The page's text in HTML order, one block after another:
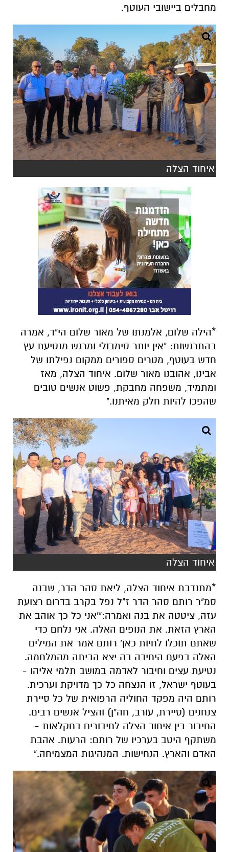
מחבלים ביישובי העוטף.
איחוד הצלה
*הילה שלום, אלמנתו של מאור שלום הי"ד, אמרה
בהתרגשות: "אין יותר סימבולי ומרגש מנטיעת עץ
חדש בעוטף, מטרים ספורים ממקום נפילתו של
אבינו, אהובנו מאור שלום. איחוד הצלה, מאז
ומתמיד, משפחה מחבקת, פשוט אנשים טובים
שהפכו להיות חלק מאיתנו."
איחוד הצלה
*מתנדבת איחוד הצלה, ליאת סהר הדר, שבנה
סמ"ר רותם סהר הדר ז"ל נפל בקרב בדרום רצועת
עזה, ציטטה את בנה ואמרה:"'אני כל כך אוהב את
הארץ הזאת. את הנופים האלה. אני נלחם כדי
שאתם תוכלו לחיות כאן' רותם אמר את המילים
האלה בפעם היחידה בה יצא הביתה מהמלחמה.
נטיעת עצים וחיבור לאדמה במושב תלמי אליהו -
בעוטף ישראל, זו הנצחה כל כך מדויקת וערכית.
רותם היה מפקד החוליה הרפואית של כל סיירת
צנחנים (סיירת, עורב, חה"ן) והציל אנשים רבים.
החיבור בין איחוד הצלה לחיבורים בחקלאות -
משתקף היטב בערכיו של רותם: הרעות. אהבת
האדם והארץ. הנחישות. המנהיגות המצמיחה."